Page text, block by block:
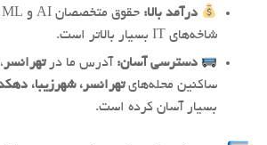
درآمد بالا:
شاخه‌های IT بسیار بالاتر است.
دسترسی آسان: آدرس ما درتهرانسر
ساکنین محله‌هایتهرانسر، شهرزیبا،
بسیار آسان کرده است.